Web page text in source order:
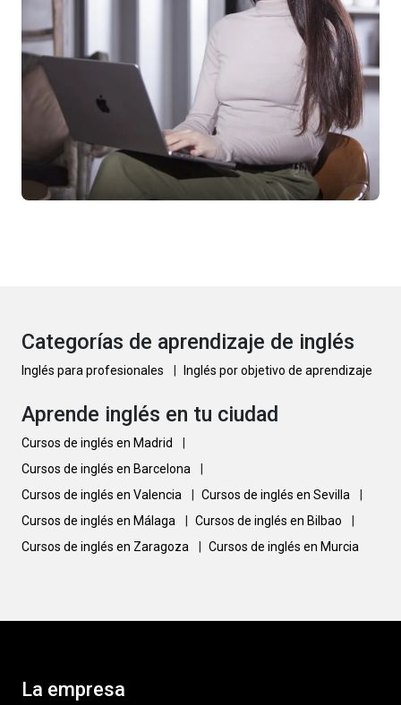
Categorías de aprendizaje de inglés
Inglés para profesionales Inglés por objetivo de aprendizaje
Aprende inglés en tu ciudad
Cursos de inglés en Madrid
Cursos de inglés en Barcelona
Cursos de inglés en Valencia
Cursos de inglés en Sevilla
Cursos de inglés en Málaga
Cursos de inglés en Bilbao
Cursos de inglés en Zaragoza
Cursos de inglés en Murcia
La empresa